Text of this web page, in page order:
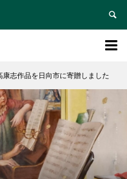


康志作品を日向市に寄贈しました